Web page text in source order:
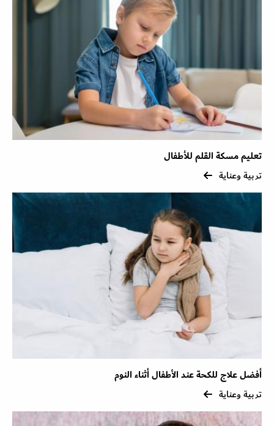
تعليم مسكة القلم للأطفال
تربية وعناية
أفضل علاج للكحة عند الأطفال أثناء النوم
تربية وعناية